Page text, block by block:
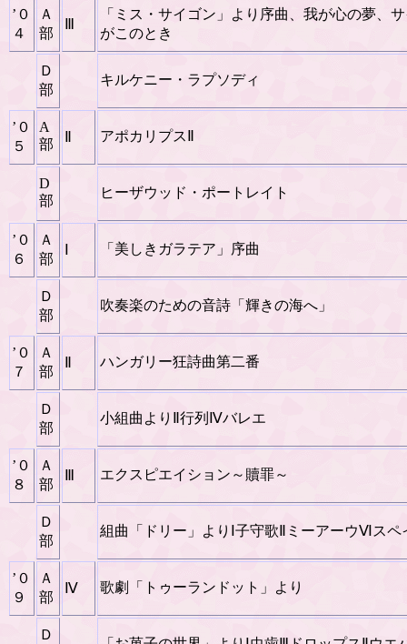
’０
４
Ａ
部
「ミス・サイゴン」より序曲、我が心の夢、
がこのとき
Ｄ
部
キルケニー・ラプソディ
’０
５
A
部
アポカリプスⅡ
D
部
ヒーザウッド・ポートレイト
’０
６
Ａ
部
「美しきガラテア」序曲
Ｄ
部
吹奏楽のための音詩「輝きの海へ」
’０
７
Ａ
部
ハンガリー狂詩曲第二番
Ｄ
部
小組曲よりⅡ行列Ⅳバレエ
’０
８
Ａ
部
エクスピエイション～贖罪～
Ｄ
部
組曲「ドリー」よりⅠ子守歌ⅡミーアーウⅥスペ
’０
９
Ａ
部
Ⅳ 歌劇「トゥーランドット」より
Ｄ